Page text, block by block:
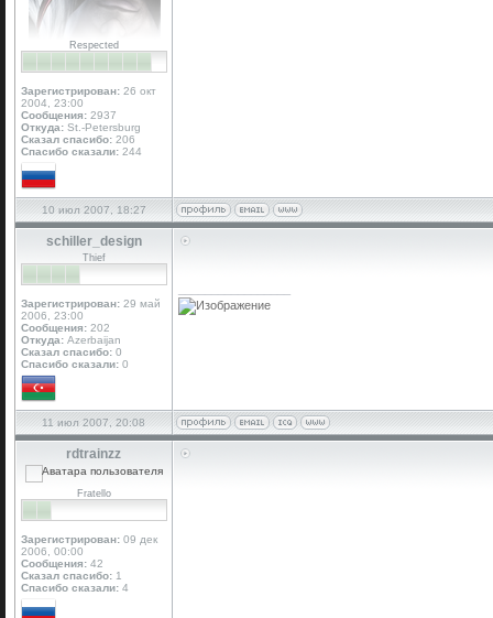
Respected
Зарегистрирован: 26 окт
2004, 23:00
Сообщения: 2937
Откуда: St.-Petersburg
Сказал спасибо: 206
Спасибо сказали: 244
10 июл 2007, 18:27
schiller_design
Thief
Зарегистрирован: 29 май
2006, 23:00
Сообщения: 202
Откуда: Azerbaijan
Сказал спасибо: 0
Спасибо сказали: 0
11 июл 2007, 20:08
rdtrainzz
Fratello
Зарегистрирован: 09 дек
2006, 00:00
Сообщения: 42
Сказал спасибо: 1
Спасибо сказали: 4